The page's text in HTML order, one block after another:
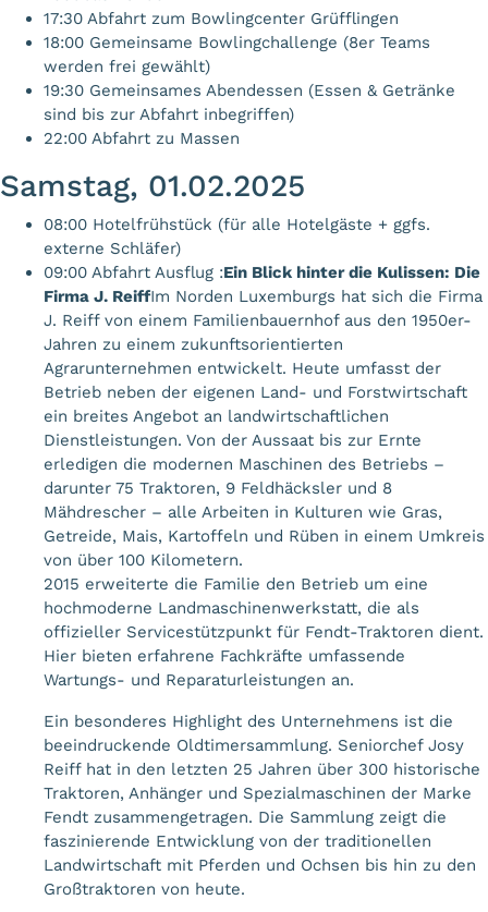
17:30 Abfahrt zum Bowlingcenter Grüfflingen
18:00 Gemeinsame Bowlingchallenge (8er Teams
werden frei gewählt)
19:30 Gemeinsames Abendessen (Essen & Getränke
sind bis zur Abfahrt inbegriffen)
22:00 Abfahrt zu Massen
Samstag, 01.02.2025
08:00 Hotelfrühstück (für alle Hotelgäste + ggfs.
externe Schläfer)
09:00 Abfahrt Ausflug :Ein Blick hinter die Kulissen: Die
Firma J. ReiffIm Norden Luxemburgs hat sich die Firma
J. Reiff von einem Familienbauernhof aus den 1950er-
Jahren zu einem zukunftsorientierten
Agrarunternehmen entwickelt. Heute umfasst der
Betrieb neben der eigenen Land- und Forstwirtschaft
ein breites Angebot an landwirtschaftlichen
Dienstleistungen. Von der Aussaat bis zur Ernte
erledigen die modernen Maschinen des Betriebs –
darunter 75 Traktoren, 9 Feldhäcksler und 8
Mähdrescher – alle Arbeiten in Kulturen wie Gras,
Getreide, Mais, Kartoffeln und Rüben in einem Umkreis
von über 100 Kilometern.
2015 erweiterte die Familie den Betrieb um eine
hochmoderne Landmaschinenwerkstatt, die als
offizieller Servicestützpunkt für Fendt-Traktoren dient.
Hier bieten erfahrene Fachkräfte umfassende
Wartungs- und Reparaturleistungen an.
Ein besonderes Highlight des Unternehmens ist die
beeindruckende Oldtimersammlung. Seniorchef Josy
Reiff hat in den letzten 25 Jahren über 300 historische
Traktoren, Anhänger und Spezialmaschinen der Marke
Fendt zusammengetragen. Die Sammlung zeigt die
faszinierende Entwicklung von der traditionellen
Landwirtschaft mit Pferden und Ochsen bis hin zu den
Großtraktoren von heute.